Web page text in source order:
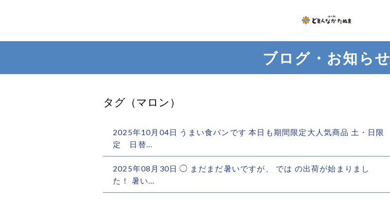
ブログ・お知らせ
タグ（マロン）
2025年10月04日 うまい食パンです 本日も期間限定大人気商品 土・日限
定 日替…
2025年08月30日 ◯ まだまだ暑いですが、 では の出荷が始まりまし
た！ 暑い…